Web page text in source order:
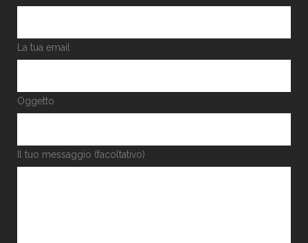
La tua email
Oggetto
Il tuo messaggio (facoltativo)